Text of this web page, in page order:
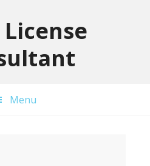
License
Menu